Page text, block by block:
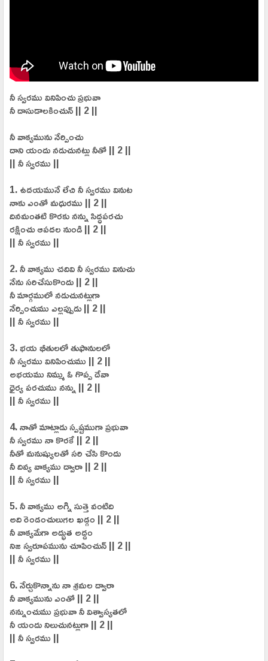
నీ స్వరము వినిపించు ప్రభువా
నీ దాసుడాలకించున్ || 2 ||
నీ వాక్యమును నేర్పించు
దాని యందు నడుచునట్లు నీతో || 2 ||
|| నీ స్వరము ||
1. ఉదయమునే లేచి నీ స్వరము వినుట
నాకు ఎంతో మధురము || 2 ||
దినమంతటి కొరకు నన్ను సిద్ధపరచు
రక్షించు ఆపదల నుండి || 2 ||
|| నీ స్వరము ||
2. నీ వాక్యము చదివి నీ స్వరము వినుచు
నేను సరిచేసుకొందు || 2 ||
నీ మార్గములో నడుచునట్లుగా
నేర్పించుము ఎల్లప్పుడు || 2 ||
|| నీ స్వరము ||
3. భయ భీతులలో తుఫానులలో
నీ స్వరము వినిపించుము || 2 ||
అభయము నిమ్ము ఓ గొప్ప దేవా
ధైర్య పరచుము నన్ను || 2 ||
|| నీ స్వరము ||
4. నాతో మాట్లాడు స్పష్టముగా ప్రభువా
నీ స్వరము నా కొరకే || 2 ||
నీతో మనుష్యులతో సరి చేసి కొందు
నీ దివ్య వాక్యము ద్వారా || 2 ||
|| నీ స్వరము ||
5. నీ వాక్యము అగ్ని సుత్తె వంటిది
అది రెండంచులుగల ఖడ్గం || 2 ||
నీ వాక్యమేగా అద్భుత అద్దం
నిజ స్వరూపమును చూపించున్ || 2 ||
|| నీ స్వరము ||
6. నేర్చుకొన్నాను నా శ్రమల ద్వారా
నీ వాక్యమును ఎంతో || 2 ||
నన్నుంచుము ప్రభువా నీ విశ్వాస్యతలో
నీ యందు నిలుచునట్లుగా || 2 ||
|| నీ స్వరము ||